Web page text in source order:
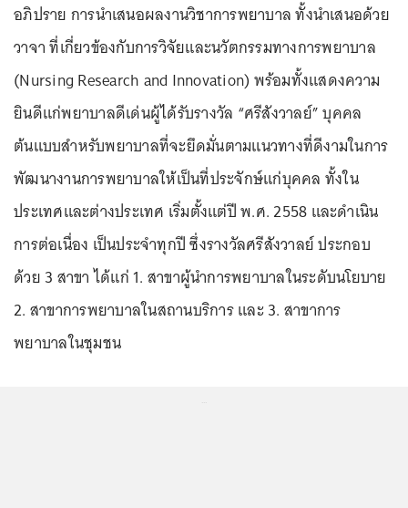
อภิปราย การนำเสนอผลงานวิชาการพยาบาล ทั้งนำเสนอด้วย
วาจา ที่เกี่ยวข้องกับการวิจัยและนวัตกรรมทางการพยาบาล
(Nursing Research and Innovation) พร้อมทั้งแสดงความ
ยินดีแก่พยาบาลดีเด่นผู้ได้รับรางวัล “ศรีสังวาลย์” บุคคล
ต้นแบบสำหรับพยาบาลที่จะยึดมั่นตามแนวทางที่ดีงามในการ
พัฒนางานการพยาบาลให้เป็นที่ประจักษ์แก่บุคคล ทั้งใน
ประเทศและต่างประเทศ เริ่มตั้งแต่ปี พ.ศ. 2558 และดำเนิน
การต่อเนื่อง เป็นประจำทุกปี ซึ่งรางวัลศรีสังวาลย์ ประกอบ
ด้วย 3 สาขา ได้แก่ 1. สาขาผู้นำการพยาบาลในระดับนโยบาย
2. สาขาการพยาบาลในสถานบริการ และ 3. สาขาการ
พยาบาลในชุมชน